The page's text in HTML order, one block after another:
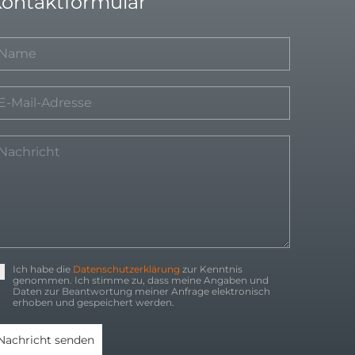
Ich habe die Datenschutzerklärung zur Kenntnis
genommen. Ich stimme zu, dass meine Angaben und
Daten zur Beantwortung meiner Anfrage elektronisch
erhoben und gespeichert werden.
senden